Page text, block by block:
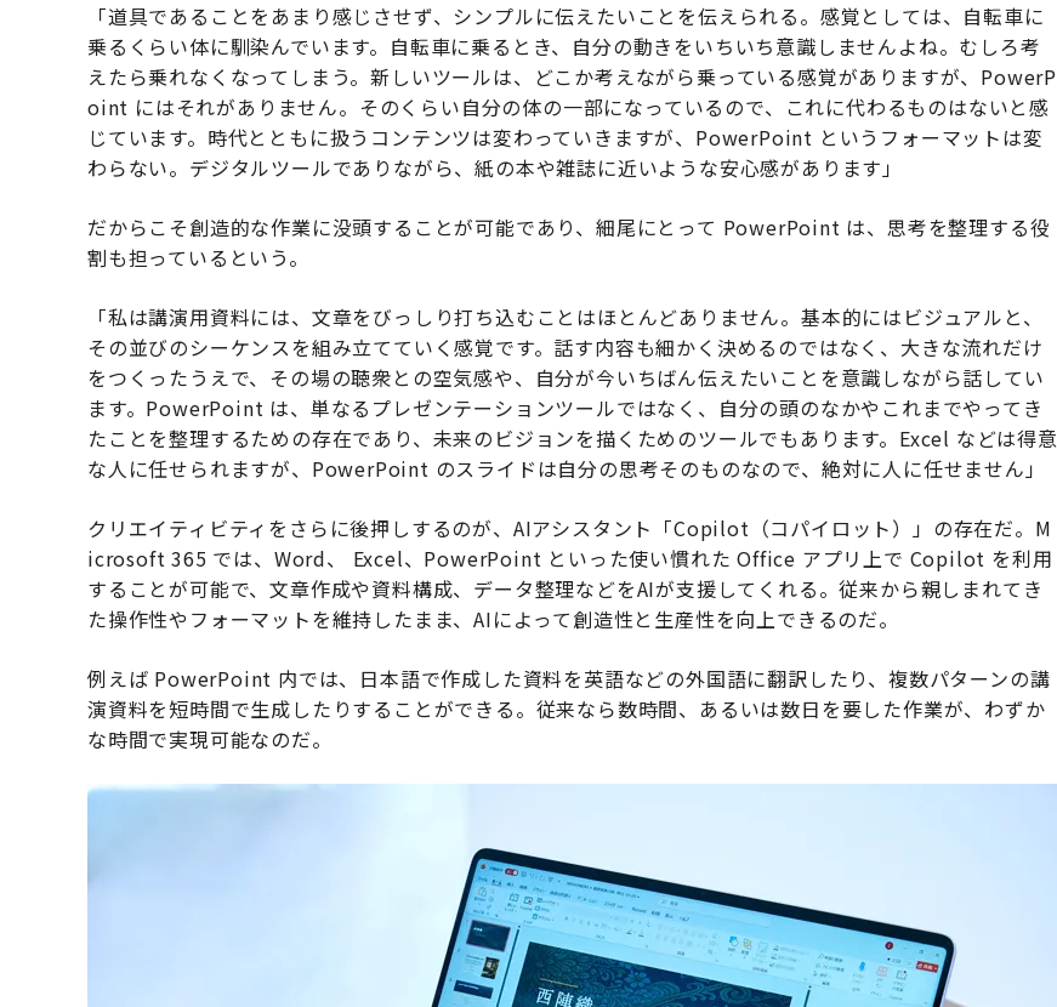
「道具であることをあまり感じさせず、シンプルに伝えたいことを伝えられる。感覚としては、自転車に
乗るくらい体に馴染んでいます。自転車に乗るとき、自分の動きをいちいち意識しませんよね。むしろ考
えたら乗れなくなってしまう。新しいツールは、どこか考えながら乗っている感覚がありますが、PowerP
oint にはそれがありません。そのくらい自分の体の一部になっているので、これに代わるものはないと感
じています。時代とともに扱うコンテンツは変わっていきますが、PowerPoint というフォーマットは変
わらない。デジタルツールでありながら、紙の本や雑誌に近いような安心感があります」
だからこそ創造的な作業に没頭することが可能であり、細尾にとって PowerPoint は、思考を整理する役
割も担っているという。
「私は講演用資料には、文章をびっしり打ち込むことはほとんどありません。基本的にはビジュアルと、
その並びのシーケンスを組み立てていく感覚です。話す内容も細かく決めるのではなく、大きな流れだけ
をつくったうえで、その場の聴衆との空気感や、自分が今いちばん伝えたいことを意識しながら話してい
ます。PowerPoint は、単なるプレゼンテーションツールではなく、自分の頭のなかやこれまでやってき
たことを整理するための存在であり、未来のビジョンを描くためのツールでもあります。Excel などは得意
な人に任せられますが、PowerPoint のスライドは自分の思考そのものなので、絶対に人に任せません」
クリエイティビティをさらに後押しするのが、AIアシスタント「Copilot（コパイロット）」の存在だ。M
icrosoft 365 では、Word、 Excel、PowerPoint といった使い慣れた Office アプリ上で Copilot を利用
することが可能で、文章作成や資料構成、データ整理などをAIが支援してくれる。従来から親しまれてき
た操作性やフォーマットを維持したまま、AIによって創造性と生産性を向上できるのだ。
例えば PowerPoint 内では、日本語で作成した資料を英語などの外国語に翻訳したり、複数パターンの講
演資料を短時間で生成したりすることができる。従来なら数時間、あるいは数日を要した作業が、わずか
な時間で実現可能なのだ。